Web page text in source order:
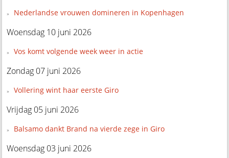
Nederlandse vrouwen domineren in Kopenhagen
Woensdag 10 juni 2026
Vos komt volgende week weer in actie
Zondag 07 juni 2026
Vollering wint haar eerste Giro
Vrijdag 05 juni 2026
Balsamo dankt Brand na vierde zege in Giro
Woensdag 03 juni 2026